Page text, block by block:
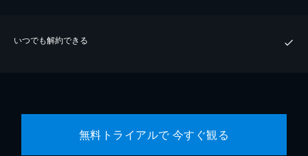
いつでも解約できる
無料トライアルで 今すぐ観る